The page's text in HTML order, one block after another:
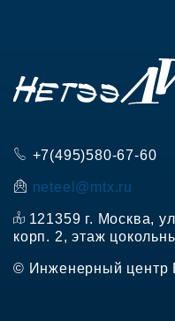
+7(495)580-67-60
neteel@mtx.ru
121359 г. Москва,
корп. 2, этаж
© Инженерный